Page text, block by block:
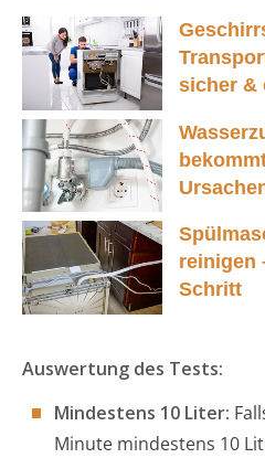
sicher &
reinigen
Schritt
Auswertung des Tests:
Mindestens 10 Liter:
Minute mindestens 10